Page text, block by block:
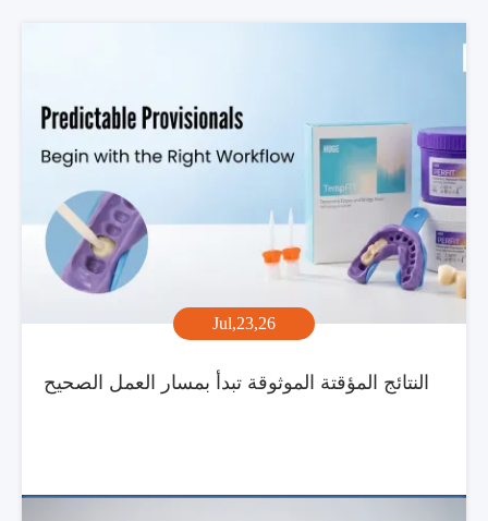
Jul,23,26
النتائج المؤقتة الموثوقة تبدأ بمسار العمل الصحيح